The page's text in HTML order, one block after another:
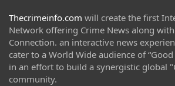
Thecrimeinfo.com will create the first
Network offering Crime News along
Connection. an interactive news
cater to a World Wide audience of
in an effort to build a synergistic global
community.